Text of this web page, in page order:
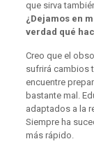
que sirva
¿Dejamos en
verdad qué
Creo que el
sufrirá cambios
encuentre
bastante mal.
adaptados a la
Siempre ha
más rápido.